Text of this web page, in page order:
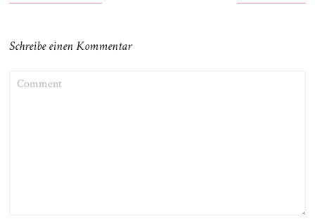
Schreibe einen Kommentar